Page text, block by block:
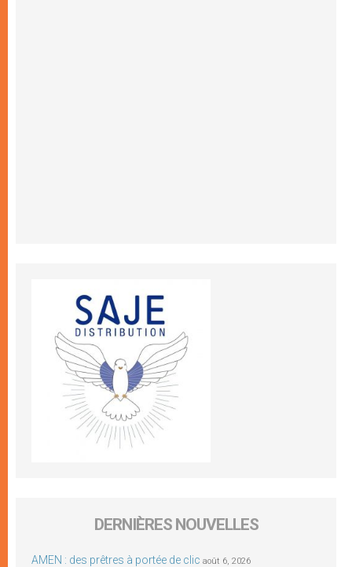
DERNIÈRES NOUVELLES
AMEN : des prêtres à portée de clic août 6, 2026